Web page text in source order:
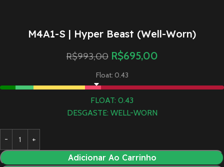
M4A1-S | Hyper Beast (Well-Worn)
R$993,00 R$695,00
Float: 0.43
FLOAT: 0.43
DESGASTE: WELL-WORN
Adicionar Ao Carrinho